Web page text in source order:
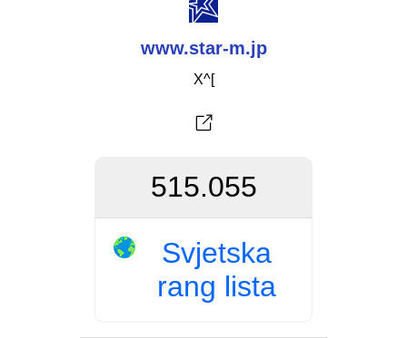
www.star-m.jp
X^[
515.055
Svjetska
rang lista